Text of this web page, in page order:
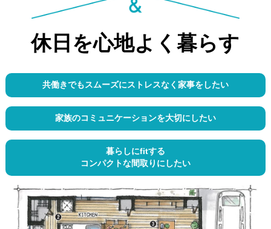
休日を心地よく暮らす
共働きでもスムーズにストレスなく家事をしたい
家族のコミュニケーションを大切にしたい
暮らしにfitする
コンパクトな間取りにしたい